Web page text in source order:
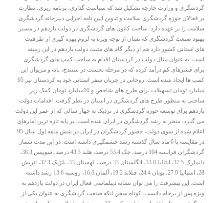
گردشگری و وزارت خارجه تشکیل شد که سیاست گذاری، برنامه ریزی، نظارت
بر فعالان حوزه گردشگری سلامت و تدوین آیین نامه اجرایی دبیرخانه گردشگری
سلامت را بر عهده دارد. ساخت کانون های گردشگری در دولت یازدهم در مسیر
بهبود صنعت گردشگری که نشان از توجه ویژه به لزوم بهره گیری از ظرفیت
های استانی کشور دارد هم از دیگر گام های مثبت دولت یازدهم در این زمینه
است. به عنوان مثال دولت در کردستان اقدام به ساخت کمپ های گردشگری
برای قشرهای کم درآمد کرده که در مرحله نخست در سنندج، بانه و مریوان این
کمپ ها ایجاد شده است. روحانی در جریان سفر استانی خود به کردستان نیز 95
میلیارد تومان تسهیلات برای طرح های شاخص و 10میلیارد تومان کمک زیر
ساختی به منظور طرح های گردشگری در استان در نظر گرفت. اقدامات دولت
یازدهم برای توسعه حوزه گردشگری در نزدیک به چهار سالی که از عمر این دولت
می گذرد، منجر به رشد گردشگری در ایران شده است. بر پایه تازه ترین آمارهای
اعلام شده از سوی دولت، حضور گردشگران در ایران در شش ماهه اول سال 95
در مقایسه با 6 ماه سال گذشته رشد چشمگیری داشته است. در این مدت شمار
گردشگران فرانسه 104 درصد، چک 53.4 درصد، هلند 43.3 درصد، سوییس 38.3،
دانمارک 37.5، ایتالیا 33.8، انگلستان 33 درصد، لهستان 33، بلژیک 32.3، اتریش
28، اسپانیا 27.9، یونان 24.4، فنلاند 19.2، آلمان 16.6، روسیه 13.6 رشد داشته
است. این پیشرفت را می توان نشانه دیپلماسی فعال ایران در دولت یازدهم به
ویژه پس از برجام دانست. کوتاه سخن آنکه صنعت گردشگری به عنوان یکی از